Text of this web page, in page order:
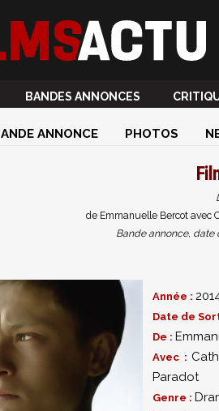
BANDES ANNONCES
ANNONCE PHOTOS
de Emmanuelle Bercot avec
Bande annonce, date
Année :
Date de
De :
Avec :
Paradot
Genre :